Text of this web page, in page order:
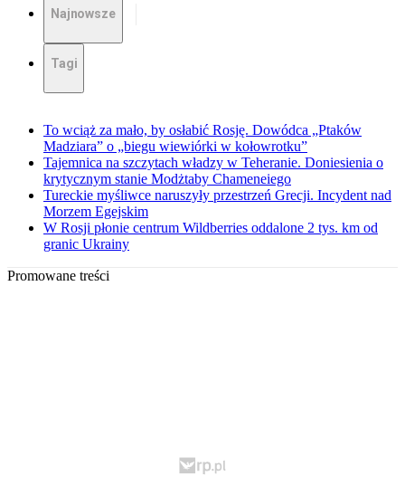
Najnowsze
Tagi
To wciąż za mało, by osłabić Rosję. Dowódca „Ptaków
Madziara” o „biegu wiewiórki w kołowrotku”
Tajemnica na szczytach władzy w Teheranie. Doniesienia o
krytycznym stanie Modżtaby Chameneiego
Tureckie myśliwce naruszyły przestrzeń Grecji. Incydent nad
Morzem Egejskim
W Rosji płonie centrum Wildberries oddalone 2 tys. km od
granic Ukrainy
Promowane treści